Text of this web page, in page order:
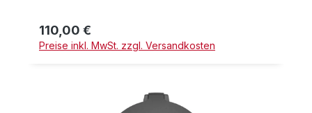
Regulärer Preis:
110,00 €
Preise inkl. MwSt. zzgl. Versandkosten